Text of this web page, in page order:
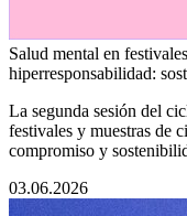
Salud mental en
hiperresponsabilidad:
La segunda sesión del
festivales y muestras de
compromiso y
03.06.2026